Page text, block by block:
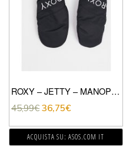
ROXY – JETTY – MANOPOLE DA SCI IN TINTA UNITA NERE-NERO
45,99€ 36,75€
ACQUISTA SU: ASOS.COM IT